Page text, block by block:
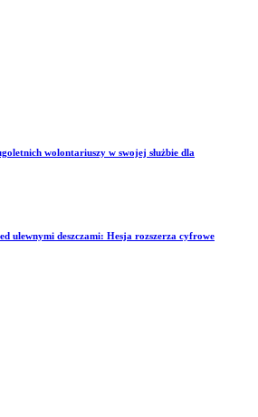
wolontariuszy w swojej służbie dla
ulewnymi deszczami: Hesja rozszerza cyfrowe